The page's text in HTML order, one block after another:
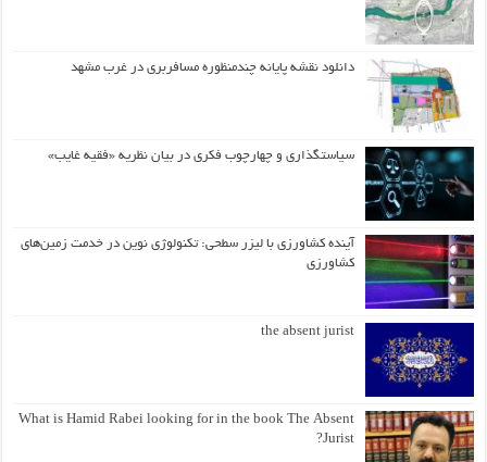
دانلود نقشه پایانه چندمنظوره مسافربری در غرب مشهد
سیاستگذاری و چهارچوب فکری در بیان نظریه «فقیه غایب»
آینده کشاورزی با لیزر سطحی: تکنولوژی نوین در خدمت زمین‌های
کشاورزی
the absent jurist
What is Hamid Rabei looking for in the book The Absent
Jurist?